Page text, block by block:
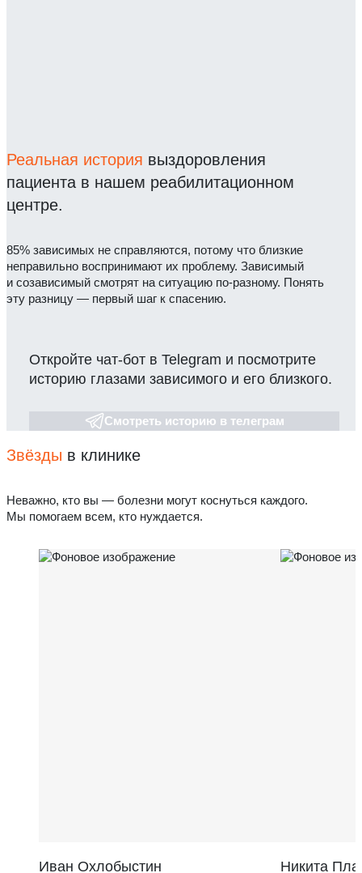
Реальная история выздоровления
пациента в нашем реабилитационном
центре.
85% зависимых не справляются, потому что близкие
неправильно воспринимают их проблему. Зависимый
и созависимый смотрят на ситуацию по-разному. Понять
эту разницу — первый шаг к спасению.
Откройте чат-бот в Telegram и посмотрите
историю глазами зависимого и его близкого.
Смотреть историю в телеграм
Звёзды в клинике
Неважно, кто вы — болезни могут коснуться каждого.
Мы помогаем всем, кто нуждается.
Иван Охлобыстин Никита